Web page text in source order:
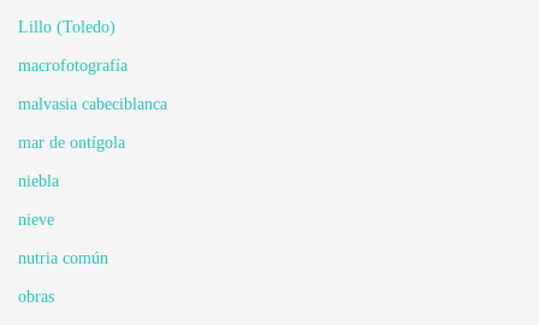
Lillo (Toledo)
macrofotografía
malvasia cabeciblanca
mar de ontígola
niebla
nieve
nutria común
obras